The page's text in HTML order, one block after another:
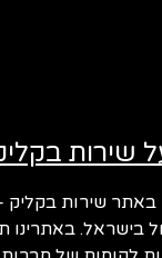
שירות
שירות בקליק
באתרינו